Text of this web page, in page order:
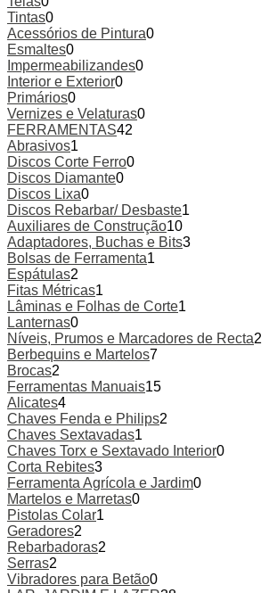
Tintas0
Acessórios de Pintura0
Esmaltes0
Impermeabilizandes0
Interior e Exterior0
Primários0
Vernizes e Velaturas0
FERRAMENTAS42
Abrasivos1
Discos Corte Ferro0
Discos Diamante0
Discos Lixa0
Discos Rebarbar/ Desbaste1
Auxiliares de Construção10
Adaptadores, Buchas e Bits3
Bolsas de Ferramenta1
Espátulas2
Fitas Métricas1
Lâminas e Folhas de Corte1
Lanternas0
Níveis, Prumos e Marcadores de Recta2
Berbequins e Martelos7
Brocas2
Ferramentas Manuais15
Alicates4
Chaves Fenda e Philips2
Chaves Sextavadas1
Chaves Torx e Sextavado Interior0
Corta Rebites3
Ferramenta Agrícola e Jardim0
Martelos e Marretas0
Pistolas Colar1
Geradores2
Rebarbadoras2
Serras2
Vibradores para Betão0